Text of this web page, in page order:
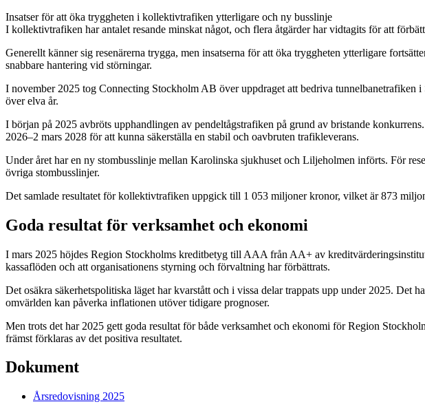
Insatser för att öka tryggheten i kollektivtrafiken ytterligare och ny busslinje
I kollektivtrafiken har antalet resande minskat något, och flera åtgärder har vidtagits för att
Generellt känner sig resenärerna trygga, men insatserna för att öka tryggheten ytterligare
snabbare hantering vid störningar.
I november 2025 tog Connecting Stockholm AB över uppdraget att bedriva
över elva år.
I början på 2025 avbröts upphandlingen av pendeltågstrafiken på grund av bristande
2026–2 mars 2028 för att kunna säkerställa en stabil och oavbruten trafikleverans.
Under året har en ny stombusslinje mellan Karolinska sjukhuset och Liljeholmen införts. För
övriga stombusslinjer.
Det samlade resultatet för kollektivtrafiken uppgick till 1 053 miljoner kronor, vilket är 873
Goda resultat för verksamhet och ekonomi
I mars 2025 höjdes Region Stockholms kreditbetyg till AAA från AA+ av
kassaflöden och att organisationens styrning och förvaltning har förbättrats.
Det osäkra säkerhetspolitiska läget har kvarstått och i vissa delar trappats upp under 2025.
omvärlden kan påverka inflationen utöver tidigare prognoser.
Men trots det har 2025 gett goda resultat för både verksamhet och ekonomi för Region
främst förklaras av det positiva resultatet.
Dokument
Årsredovisning 2025